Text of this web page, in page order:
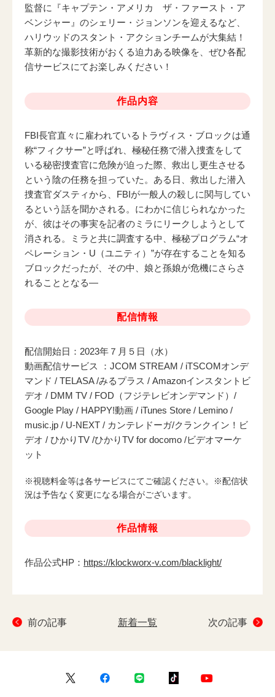
監督に『キャプテン・アメリカ ザ・ファースト・ア
ベンジャー』のシェリー・ジョンソンを迎えるなど、
ハリウッドのスタント・アクションチームが大集結！
革新的な撮影技術がおくる迫力ある映像を、ぜひ各配
信サービスにてお楽しみください！
作品内容
FBI長官直々に雇われているトラヴィス・ブロックは通
称“フィクサー”と呼ばれ、極秘任務で潜入捜査をして
いる秘密捜査官に危険が迫った際、救出し更生させる
という陰の任務を担っていた。ある日、救出した潜入
捜査官ダスティから、FBIが一般人の殺しに関与してい
るという話を聞かされる。にわかに信じられなかった
が、彼はその事実を記者のミラにリークしようとして
消される。ミラと共に調査する中、極秘プログラム“オ
ペレーション・U（ユニティ）”が存在することを知る
ブロックだったが、その中、娘と孫娘が危機にさらさ
れることとなる―
配信情報
配信開始日：2023年７月５日（水）
動画配信サービス ：JCOM STREAM / iTSCOMオンデ
マンド / TELASA /みるプラス / Amazonインスタントビ
デオ / DMM TV / FOD（フジテレビオンデマンド）/
Google Play / HAPPY!動画 / iTunes Store / Lemino /
music.jp / U-NEXT / カンテレドーガ/クランクイン！ビ
デオ / ひかりTV /ひかりTV for docomo /ビデオマーケ
ット
※視聴料金等は各サービスにてご確認ください。※配信状
況は予告なく変更になる場合がございます。
作品情報
作品公式HP： https://klockworx-v.com/blacklight/
前の記事 新着一覧 次の記事